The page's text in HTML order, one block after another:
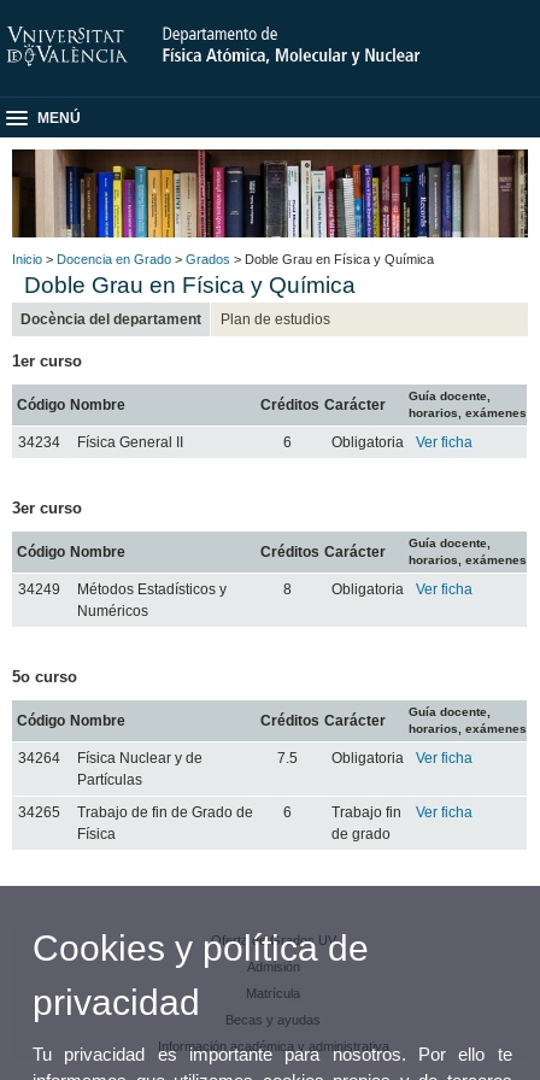
MENÚ
Inicio > Docencia en Grado > Grados > Doble Grau en Física y Química
Doble Grau en Física y Química
Docència del departament Plan de estudios
1er curso
Código Nombre Créditos Carácter
Guía docente,
horarios, exámenes
34234 Física General II 6 Obligatoria Ver ficha
3er curso
Código Nombre Créditos Carácter
Guía docente,
horarios, exámenes
34249
Métodos Estadísticos y
Numéricos
8 Obligatoria Ver ficha
5o curso
Código Nombre Créditos Carácter
Guía docente,
horarios, exámenes
34264
Física Nuclear y de
Partículas
7.5 Obligatoria Ver ficha
34265
Trabajo de fin de Grado de
Física
6
Trabajo fin
de grado
Ver ficha
Oferta de Grados UV
Admisión
Matrícula
Becas y ayudas
Información académica y administrativa
Cookies y política de
privacidad
Tu privacidad es importante para nosotros. Por ello te